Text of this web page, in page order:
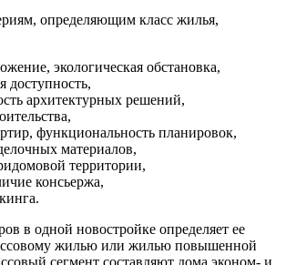
определяющим класс жилья,
экологическая обстановка,
доступность,
архитектурных решений,
функциональность планировок,
материалов,
территории,
консьержа,
в одной новостройке определяет ее
жилью или жилью повышенной